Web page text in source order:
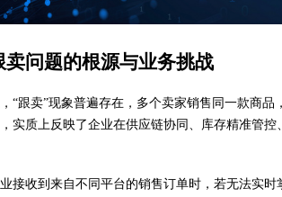
卖问题的根源与业务挑战
“跟卖”现象普遍存在，多个卖家销售同一款商
实质上反映了企业在供应链协同、库存精准管
接收到来自不同平台的销售订单时，若无法实时